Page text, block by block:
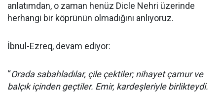
anlatımdan, o zaman henüz Dicle Nehri üzerinde
herhangi bir köprünün olmadığını anlıyoruz.
İbnul-Ezreq, devam ediyor:
“Orada sabahladılar, çile çektiler; nihayet çamur ve
balçık içinden geçtiler. Emir, kardeşleriyle birlikteydi.